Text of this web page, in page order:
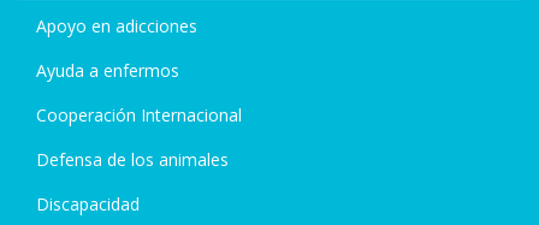
Apoyo en adicciones
Ayuda a enfermos
Cooperación Internacional
Defensa de los animales
Discapacidad